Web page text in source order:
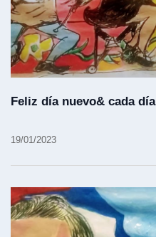
Feliz día nuevo& cada día
19/01/2023